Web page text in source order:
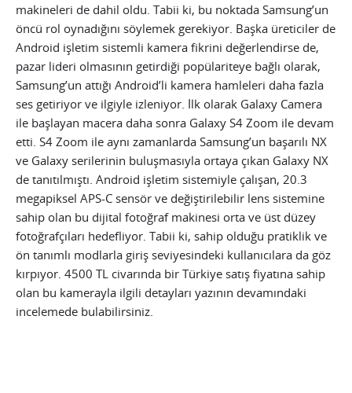
makineleri de dahil oldu. Tabii ki, bu noktada Samsung’un
öncü rol oynadığını söylemek gerekiyor. Başka üreticiler de
Android işletim sistemli kamera fikrini değerlendirse de,
pazar lideri olmasının getirdiği popülariteye bağlı olarak,
Samsung’un attığı Android’li kamera hamleleri daha fazla
ses getiriyor ve ilgiyle izleniyor. İlk olarak Galaxy Camera
ile başlayan macera daha sonra Galaxy S4 Zoom ile devam
etti. S4 Zoom ile aynı zamanlarda Samsung’un başarılı NX
ve Galaxy serilerinin buluşmasıyla ortaya çıkan Galaxy NX
de tanıtılmıştı. Android işletim sistemiyle çalışan, 20.3
megapiksel APS-C sensör ve değiştirilebilir lens sistemine
sahip olan bu dijital fotoğraf makinesi orta ve üst düzey
fotoğrafçıları hedefliyor. Tabii ki, sahip olduğu pratiklik ve
ön tanımlı modlarla giriş seviyesindeki kullanıcılara da göz
kırpıyor. 4500 TL civarında bir Türkiye satış fiyatına sahip
olan bu kamerayla ilgili detayları yazının devamındaki
incelemede bulabilirsiniz.